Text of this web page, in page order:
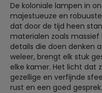
De koloniale lampen in
majestueuze en
dat door de tijd heen
materialen zoals
details die doen denken
weleer, brengt elk stuk
elke kamer. Het licht dat
gezellige en verfijnde
rust en een goed gesprek.